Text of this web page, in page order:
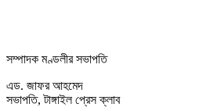
সম্পাদক মণ্ডলীর সভাপতি
এড. জাফর আহমেদ
সভাপতি, টাঙ্গাইল প্রেস ক্লাব